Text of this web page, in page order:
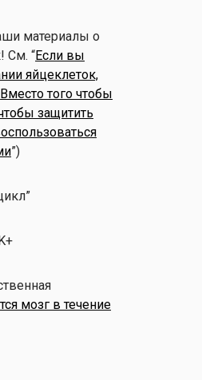
материалы о
См. “Если вы
яйцеклеток,
Вместо того чтобы
защитить
”)
мозг в течение